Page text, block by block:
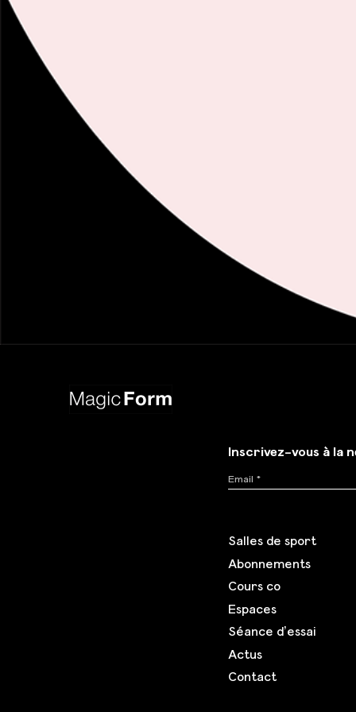
Inscrivez-vous à la
Salles de sport
Abonnements
Cours co
Espaces
Séance d’essai
Actus
Contact